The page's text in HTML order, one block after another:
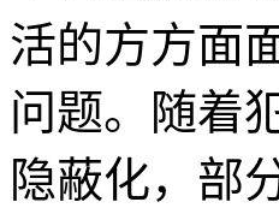
活的方方面
问题。随着
隐蔽化，部